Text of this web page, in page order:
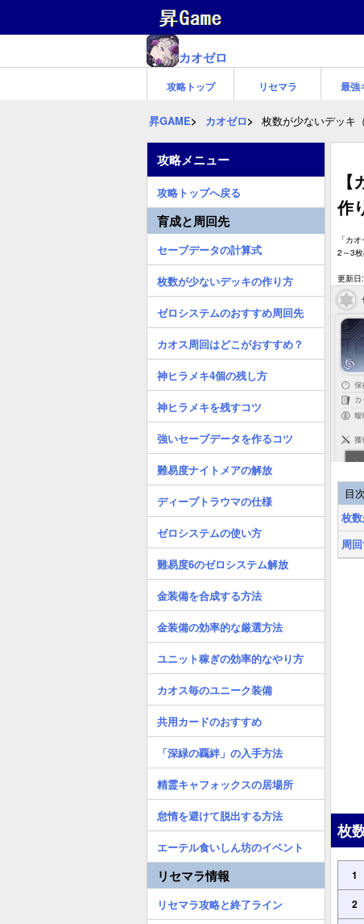
カオゼロ
攻略トップ リセマラ 最強
昇GAME カオゼロ 枚数が少ないデッキ
作
「カ
2～3枚
更新
目次
枚
周
枚
1
2
攻略メニュー
攻略トップへ戻る
育成と周回先
セーブデータの計算式
枚数が少ないデッキの作り方
ゼロシステムのおすすめ周回先
カオス周回はどこがおすすめ？
神ヒラメキ4個の残し方
神ヒラメキを残すコツ
強いセーブデータを作るコツ
難易度ナイトメアの解放
ディープトラウマの仕様
ゼロシステムの使い方
難易度6のゼロシステム解放
金装備を合成する方法
金装備の効率的な厳選方法
ユニット稼ぎの効率的なやり方
カオス毎のユニーク装備
共用カードのおすすめ
「深緑の覊絆」の入手方法
精霊キャフォックスの居場所
怠惰を避けて脱出する方法
エーテル食いしん坊のイベント
リセマラ情報
リセマラ攻略と終了ライン